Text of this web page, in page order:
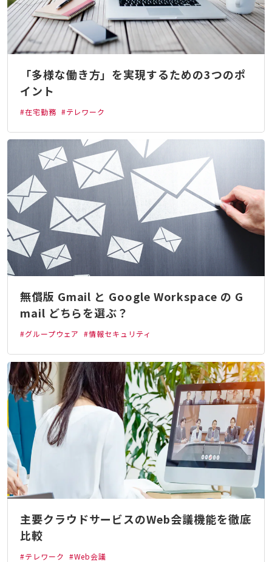
「多様な働き方」を実現するための3つのポ
イント
#在宅勤務 #テレワーク
無償版 Gmail と Google Workspace の G
mail どちらを選ぶ？
#グループウェア #情報セキュリティ
主要クラウドサービスのWeb会議機能を徹底
比較
#テレワーク #Web会議